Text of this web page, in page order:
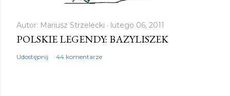
Autor: Mariusz Strzelecki lutego 06, 2011
POLSKIE LEGENDY: BAZYLISZEK
Udostępnij 44 komentarze